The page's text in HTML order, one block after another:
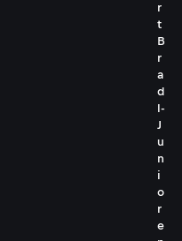
r
t
B
r
a
d
l-
J
u
n
i
o
r
e